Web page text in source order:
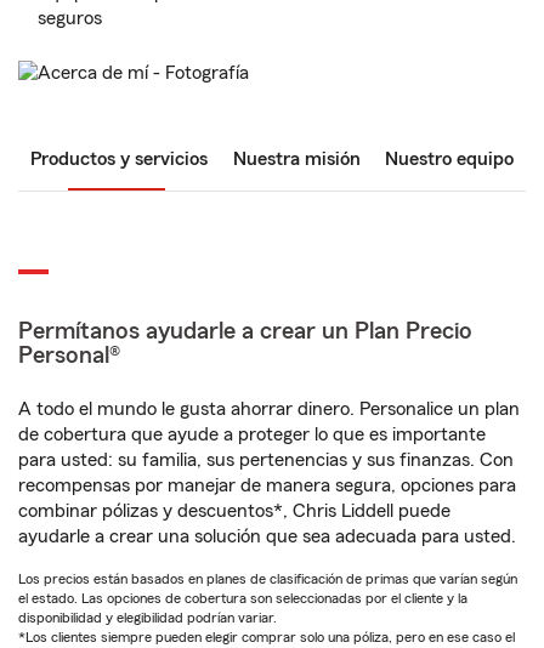
seguros
Productos y servicios Nuestra misión Nuestro equipo
Permítanos ayudarle a crear un Plan Precio
Personal®
A todo el mundo le gusta ahorrar dinero. Personalice un plan
de cobertura que ayude a proteger lo que es importante
para usted: su familia, sus pertenencias y sus finanzas. Con
recompensas por manejar de manera segura, opciones para
combinar pólizas y descuentos*, Chris Liddell puede
ayudarle a crear una solución que sea adecuada para usted.
Los precios están basados en planes de clasificación de primas que varían según
el estado. Las opciones de cobertura son seleccionadas por el cliente y la
disponibilidad y elegibilidad podrían variar.
*Los clientes siempre pueden elegir comprar solo una póliza, pero en ese caso el